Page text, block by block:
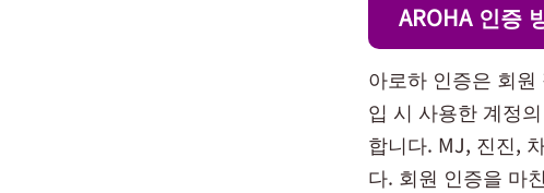
AROHA 인증
아로하 인증은 회
입 시 사용한 계정
합니다. MJ, 진진,
다. 회원 인증을 마